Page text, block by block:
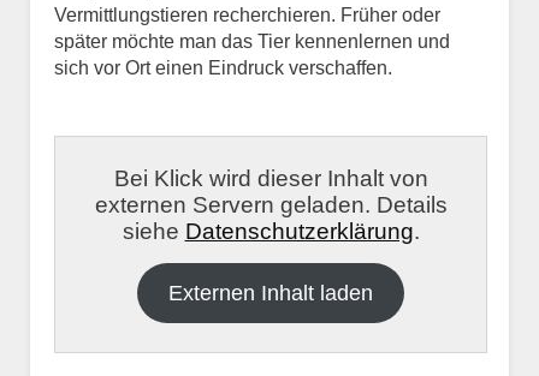
Vermittlungstieren recherchieren. Früher oder
später möchte man das Tier kennenlernen und
sich vor Ort einen Eindruck verschaffen.
Bei Klick wird dieser Inhalt von
externen Servern geladen. Details
siehe Datenschutzerklärung.
Externen Inhalt laden